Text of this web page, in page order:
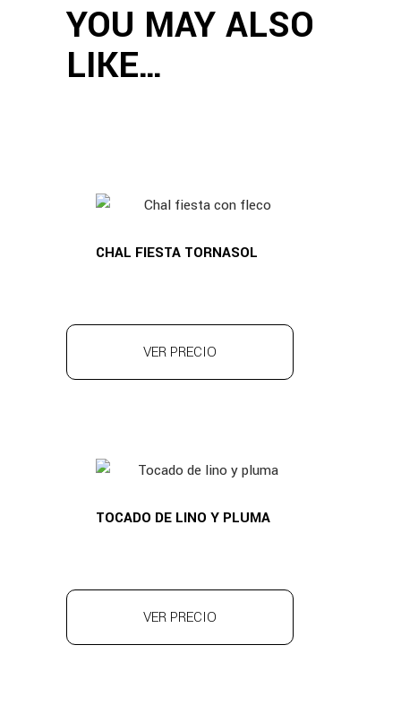
YOU MAY ALSO
LIKE…
CHAL FIESTA TORNASOL
VER PRECIO
TOCADO DE LINO Y PLUMA
VER PRECIO